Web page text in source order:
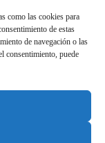
como las cookies para
de estas
de navegación o las
consentimiento, puede